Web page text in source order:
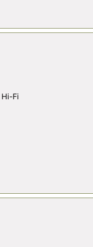
Fi